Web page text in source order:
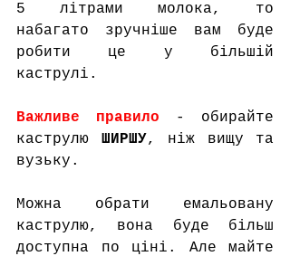
5 літрами молока, то
набагато зручніше вам буде
робити це у більшій
каструлі.
Важливе правило - обирайте
каструлю ШИРШУ, ніж вищу та
вузьку.
Можна обрати емальовану
каструлю, вона буде більш
доступна по ціні. Але майте